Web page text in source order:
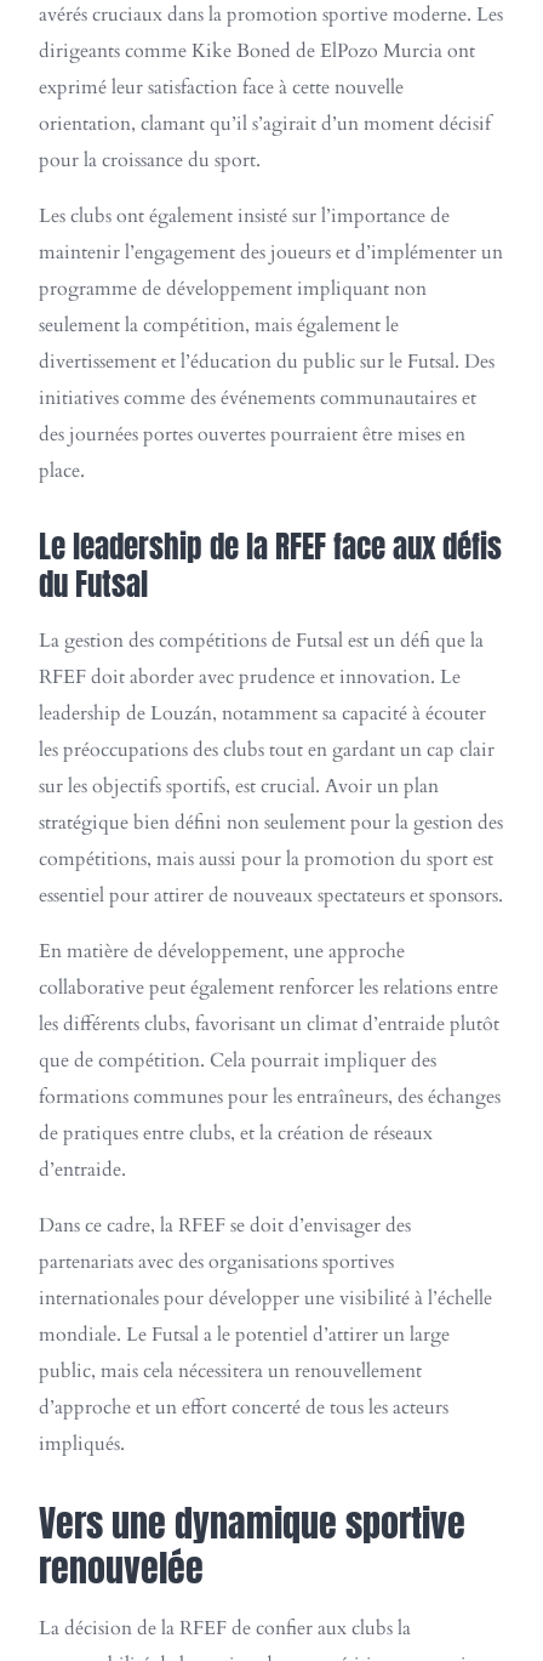
avérés cruciaux dans la promotion sportive moderne. Les
dirigeants comme Kike Boned de ElPozo Murcia ont
exprimé leur satisfaction face à cette nouvelle
orientation, clamant qu’il s’agirait d’un moment décisif
pour la croissance du sport.
Les clubs ont également insisté sur l’importance de
maintenir l’engagement des joueurs et d’implémenter un
programme de développement impliquant non
seulement la compétition, mais également le
divertissement et l’éducation du public sur le Futsal. Des
initiatives comme des événements communautaires et
des journées portes ouvertes pourraient être mises en
place.
Le leadership de la RFEF face aux défis
du Futsal
La gestion des compétitions de Futsal est un défi que la
RFEF doit aborder avec prudence et innovation. Le
leadership de Louzán, notamment sa capacité à écouter
les préoccupations des clubs tout en gardant un cap clair
sur les objectifs sportifs, est crucial. Avoir un plan
stratégique bien défini non seulement pour la gestion des
compétitions, mais aussi pour la promotion du sport est
essentiel pour attirer de nouveaux spectateurs et sponsors.
En matière de développement, une approche
collaborative peut également renforcer les relations entre
les différents clubs, favorisant un climat d’entraide plutôt
que de compétition. Cela pourrait impliquer des
formations communes pour les entraîneurs, des échanges
de pratiques entre clubs, et la création de réseaux
d’entraide.
Dans ce cadre, la RFEF se doit d’envisager des
partenariats avec des organisations sportives
internationales pour développer une visibilité à l’échelle
mondiale. Le Futsal a le potentiel d’attirer un large
public, mais cela nécessitera un renouvellement
d’approche et un effort concerté de tous les acteurs
impliqués.
Vers une dynamique sportive
renouvelée
La décision de la RFEF de confier aux clubs la